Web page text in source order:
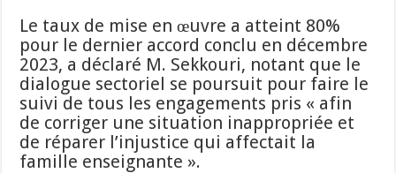
Le taux de mise en œuvre a atteint 80%
pour le dernier accord conclu en décembre
2023, a déclaré M. Sekkouri, notant que le
dialogue sectoriel se poursuit pour faire le
suivi de tous les engagements pris « afin
de corriger une situation inappropriée et
de réparer l’injustice qui affectait la
famille enseignante ».